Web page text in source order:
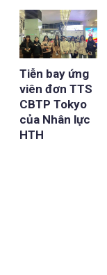
Tiễn bay ứng
viên đơn TTS
CBTP Tokyo
của Nhân lực
HTH